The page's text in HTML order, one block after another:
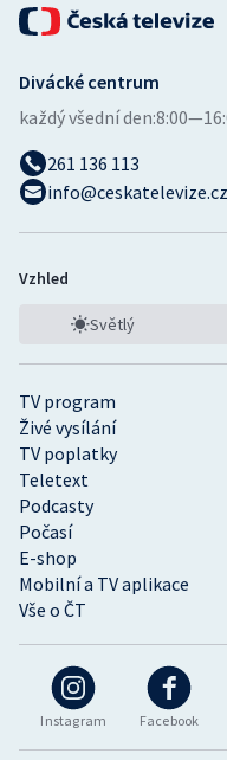
Instagram Facebook
TV program
Živé vysílání
TV poplatky
Teletext
Podcasty
Počasí
E-shop
Mobilní a TV aplikace
Vše o ČT
Divácké centrum
každý všední den:
261 136 113
info@ceskatelevize.cz
Vzhled
Světlý